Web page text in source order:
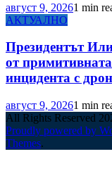
август 9, 20261 min
АКТУАЛНО
Президентът
от
инцидента с
август 9, 20261 min
All Rights Reserved
Proudly powered by
Themes.